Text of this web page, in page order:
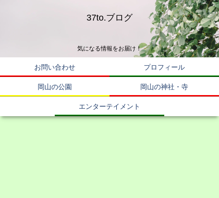
37to.ブログ
気になる情報をお届け！
お問い合わせ プロフィール
岡山の公園 岡山の神社・寺
エンターテイメント